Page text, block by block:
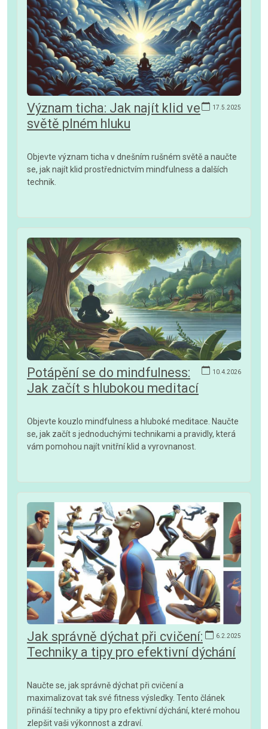
17.5.2025
Význam ticha: Jak najít klid ve
světě plném hluku
Objevte význam ticha v dnešním rušném světě a naučte
se, jak najít klid prostřednictvím mindfulness a dalších
technik.
10.4.2026
Potápění se do mindfulness:
Jak začít s hlubokou meditací
Objevte kouzlo mindfulness a hluboké meditace. Naučte
se, jak začít s jednoduchými technikami a pravidly, která
vám pomohou najít vnitřní klid a vyrovnanost.
6.2.2025
Jak správně dýchat při cvičení:
Techniky a tipy pro efektivní dýchání
Naučte se, jak správně dýchat při cvičení a
maximalizovat tak své fitness výsledky. Tento článek
přináší techniky a tipy pro efektivní dýchání, které mohou
zlepšit vaši výkonnost a zdraví.